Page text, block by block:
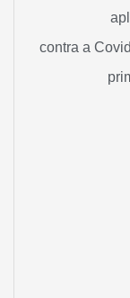
contra a